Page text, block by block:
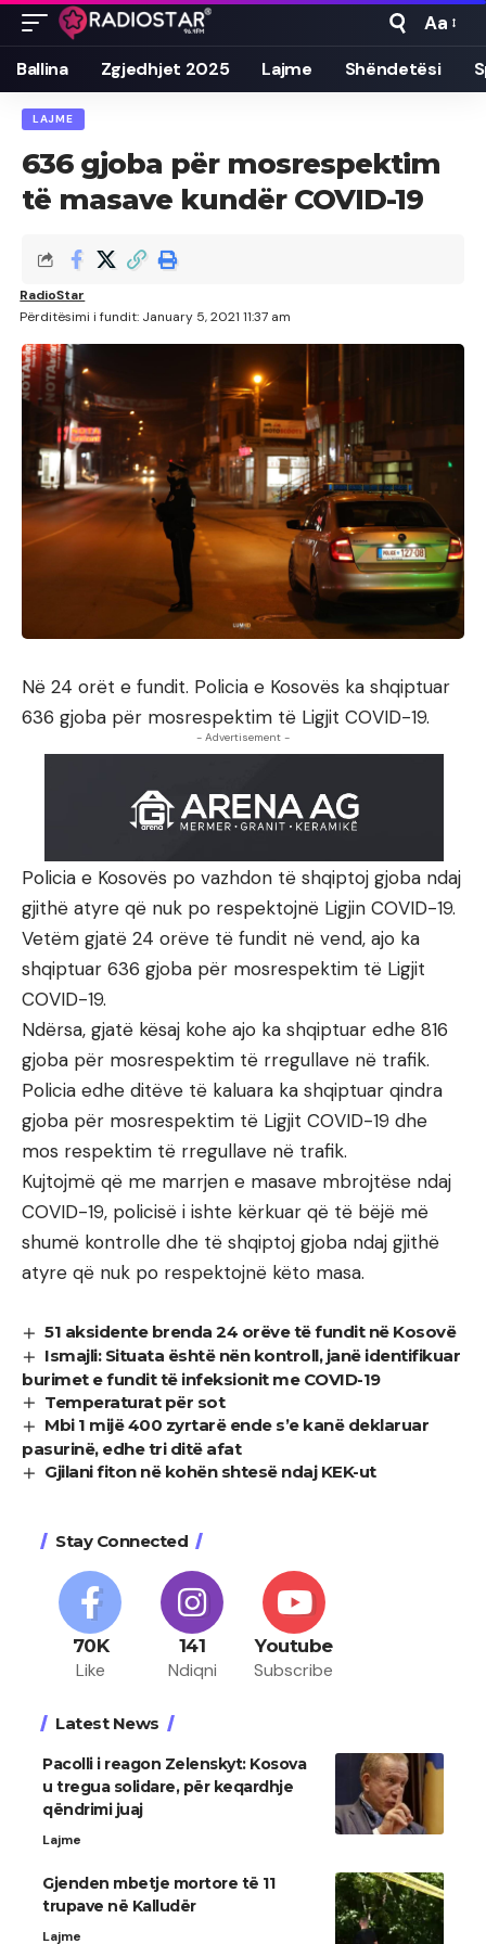
Font
Resizer
Aa
Ballina Zgjedhjet 2025 Lajme Shëndetësi
LAJME
636 gjoba për mosrespektim
të masave kundër COVID-19
Përditësimi i fundit: January 5, 2021 11:37 am
RadioStar
Në 24 orët e fundit. Policia e Kosovës ka shqiptuar
636 gjoba për mosrespektim të Ligjit COVID-19.
- Advertisement -
Policia e Kosovës po vazhdon të shqiptoj gjoba ndaj
gjithë atyre që nuk po respektojnë Ligjin COVID-19.
Vetëm gjatë 24 orëve të fundit në vend, ajo ka
shqiptuar 636 gjoba për mosrespektim të Ligjit
COVID-19.
Ndërsa, gjatë kësaj kohe ajo ka shqiptuar edhe 816
gjoba për mosrespektim të rregullave në trafik.
Policia edhe ditëve të kaluara ka shqiptuar qindra
gjoba për mosrespektim të Ligjit COVID-19 dhe
mos respektim të rregullave në trafik.
Kujtojmë që me marrjen e masave mbrojtëse ndaj
COVID-19, policisë i ishte kërkuar që të bëjë më
shumë kontrolle dhe të shqiptoj gjoba ndaj gjithë
atyre që nuk po respektojnë këto masa.
51 aksidente brenda 24 orëve të fundit në Kosovë
Ismajli: Situata është nën kontroll, janë identifikuar
burimet e fundit të infeksionit me COVID-19
Temperaturat për sot
Mbi 1 mijë 400 zyrtarë ende s’e kanë deklaruar
pasurinë, edhe tri ditë afat
Gjilani fiton në kohën shtesë ndaj KEK-ut
Stay Connected
70K
Like
141
Ndiqni
Youtube
Subscribe
Latest News
Pacolli i reagon Zelenskyt: Kosova
u tregua solidare, për keqardhje
qëndrimi juaj
Lajme
Gjenden mbetje mortore të 11
trupave në Kalludër
Lajme